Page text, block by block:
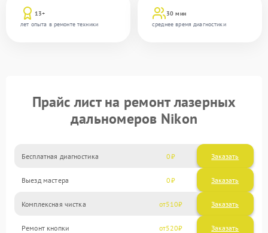
13+
лет опыта в ремонте техники
30 мин
среднее время диагностики
Прайс лист на ремонт лазерных
дальномеров Nikon
Бесплатная диагностика 0 Заказать
Выезд мастера 0 Заказать
Комплексная чистка 510
Ремонт кнопки 520